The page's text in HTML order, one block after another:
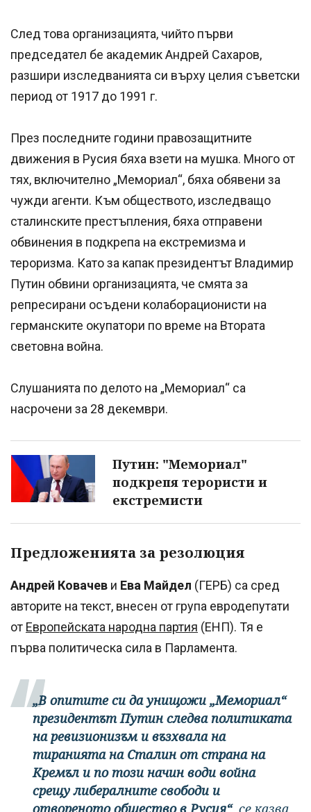
След това организацията, чийто първи
председател бе академик Андрей Сахаров,
разшири изследванията си върху целия съветски
период от 1917 до 1991 г.
През последните години правозащитните
движения в Русия бяха взети на мушка. Много от
тях, включително „Мемориал“, бяха обявени за
чужди агенти. Към обществото, изследващо
сталинските престъпления, бяха отправени
обвинения в подкрепа на екстремизма и
тероризма. Като за капак президентът Владимир
Путин обвини организацията, че смята за
репресирани осъдени колаборационисти на
германските окупатори по време на Втората
световна война.
Слушанията по делото на „Мемориал“ са
насрочени за 28 декември.
Путин: "Мемориал"
подкрепя терористи и
екстремисти
Предложенията за резолюция
Андрей Ковачев и Ева Майдел (ГЕРБ) са сред
авторите на текст, внесен от група евродепутати
от Европейската народна партия (ЕНП). Тя е
първа политическа сила в Парламента.
„В опитите си да унищожи „Мемориал“
президентът Путин следва политиката
на ревизионизъм и възхвала на
тиранията на Сталин от страна на
Кремъл и по този начин води война
срещу либералните свободи и
отвореното общество в Русия“, се казва